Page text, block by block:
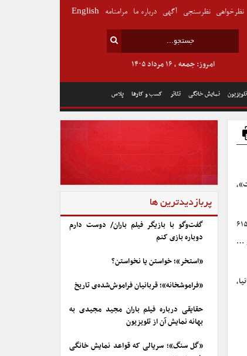
تلویزیون نمایش خانگی تئاتر کسب و کارها پلاس
امروز: جمعه , ۱۶ مرداد ۱۴۰۵
نظرخواهی نظرسنجی آگهی درباره ما مرامنامه English
به نقل از روابط عمومی مرکز گسترش سینمای مستند، تجربی و پویانمایی، ۶۱۵
…
پربازدیدترین ها
گفت‌وگو با بازیگر فیلم باران/ دوست دارم
دوباره بازی کنم
«استخر»؛ خواستن یا نخواستن؟
«فراموشخانه»؛ قربانیان فراموش‌شده‌ی تاریخ
حقایقی درباره فیلم باران مجید مجیدی به
بهانه نمایش آن از تلویزیون
«گل سنگ»؛ سریالی که قواعد نمایش خانگی